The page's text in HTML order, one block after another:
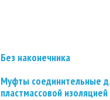
Без наконечника
Муфты соединительные
пластмассовой изоляцией